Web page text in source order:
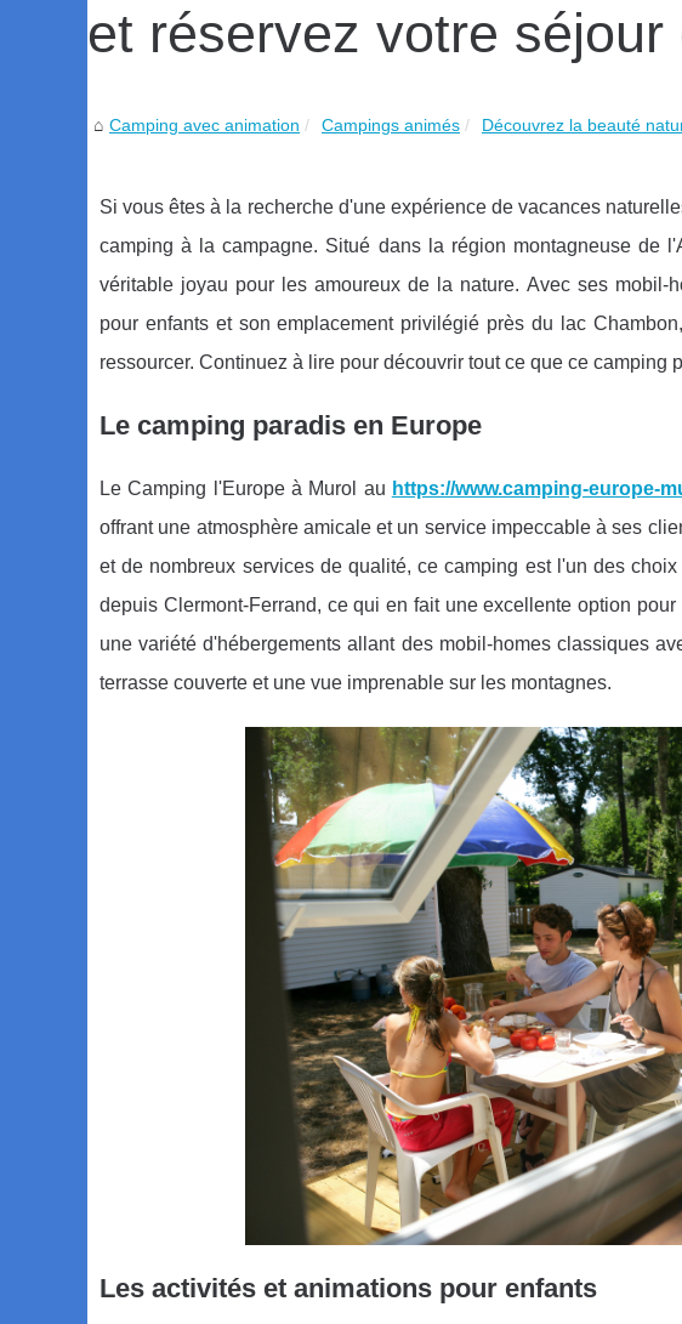
et réservez votre séjour
Camping avec animation Campings animés Découvrez la beauté
Si vous êtes à la recherche d'une expérience de vacances
camping à la campagne. Situé dans la région montagneuse de
véritable joyau pour les amoureux de la nature. Avec ses mobil-
pour enfants et son emplacement privilégié près du lac
ressourcer. Continuez à lire pour découvrir tout ce que ce camping
Le camping paradis en Europe
Le Camping l'Europe à Murol au https://www.camping-europe-
offrant une atmosphère amicale et un service impeccable à ses
et de nombreux services de qualité, ce camping est l'un des
depuis Clermont-Ferrand, ce qui en fait une excellente option
une variété d'hébergements allant des mobil-homes classiques
terrasse couverte et une vue imprenable sur les montagnes.
Les activités et animations pour enfants